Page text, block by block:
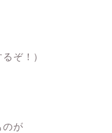
ぞ！）
のが